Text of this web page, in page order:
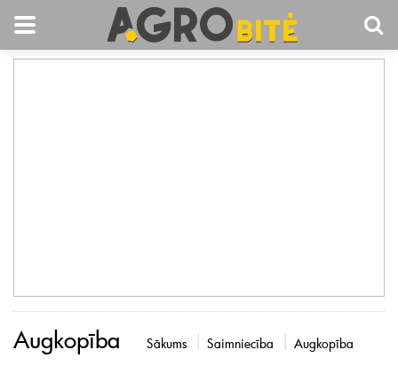
Augkopība Sākums Saimniecība Augkopība